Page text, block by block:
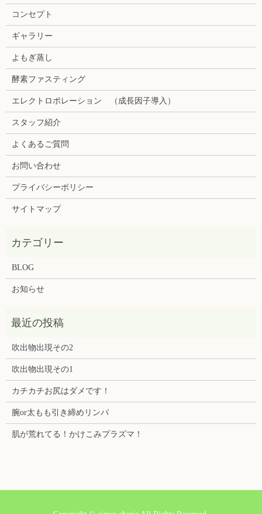
コンセプト
ギャラリー
よもぎ蒸し
酵素ファスティング
エレクトロポレーション （成長因子導入）
スタッフ紹介
よくあるご質問
お問い合わせ
プライバシーポリシー
サイトマップ
BLOG
お知らせ
吹出物出現その2
吹出物出現その1
カチカチお尻はダメです！
腕or太もも引き締めリンパ
肌が荒れてる！かけこみプラズマ！